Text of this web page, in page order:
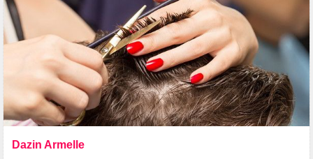
Dazin Armelle